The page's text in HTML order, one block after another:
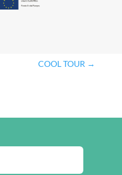
COOL TOUR →